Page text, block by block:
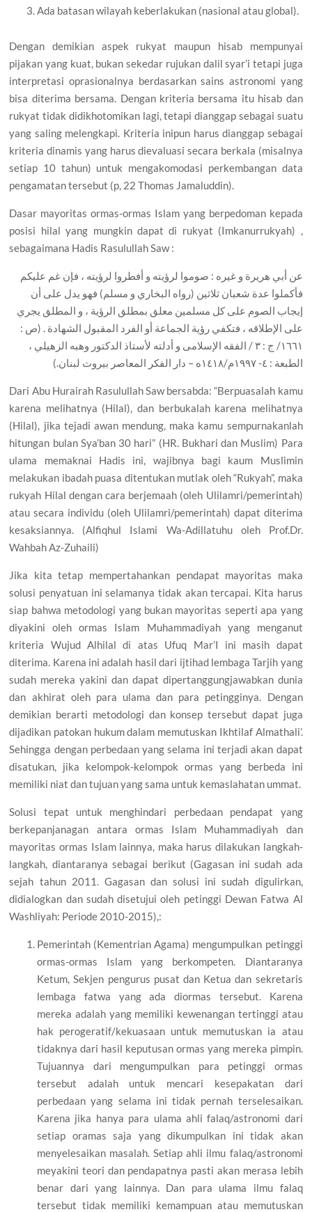
Ada batasan wilayah keberlakukan (nasional atau global).
Dengan demikian aspek rukyat maupun hisab mempunyai
pijakan yang kuat, bukan sekedar rujukan dalil syar’i tetapi juga
interpretasi oprasionalnya berdasarkan sains astronomi yang
bisa diterima bersama. Dengan kriteria bersama itu hisab dan
rukyat tidak didikhotomikan lagi, tetapi dianggap sebagai suatu
yang saling melengkapi. Kriteria inipun harus dianggap sebagai
kriteria dinamis yang harus dievaluasi secara berkala (misalnya
setiap 10 tahun) untuk mengakomodasi perkembangan data
pengamatan tersebut (p, 22 Thomas Jamaluddin).
Dasar mayoritas ormas-ormas Islam yang berpedoman kepada
posisi hilal yang mungkin dapat di rukyat (Imkanurrukyah) ,
sebagaimana Hadis Rasulullah Saw :
عن أبي هريرة و غيره : صوموا لرؤيته و أفطروا لرؤيته ، فإن غم عليكم
فأكملوا عدة شعبان ثلاثين (رواه البخاري و مسلم) فهو يدل على أن
إيجاب الصوم على كل مسلمين معلق بمطلق الرؤية ، و المطلق يجري
على الإطلاقه ، فتكفي رؤية الجماعة أو الفرد المقبول الشهادة . (ص :
١٦٦١/ ج : ٣ / الفقه الإسلامى و أدلته لأستاذ الدكتور وهبه الزهيلي ،
الطبعة : ٤- ١٩٩٧م/١٤١٨ه – دار الفكر المعاصر بيروت لبنان.)
Dari Abu Hurairah Rasulullah Saw bersabda: “Berpuasalah kamu
karena melihatnya (Hilal), dan berbukalah karena melihatnya
(Hilal), jika tejadi awan mendung, maka kamu sempurnakanlah
hitungan bulan Sya’ban 30 hari” (HR. Bukhari dan Muslim) Para
ulama memaknai Hadis ini, wajibnya bagi kaum Muslimin
melakukan ibadah puasa ditentukan mutlak oleh “Rukyah”, maka
rukyah Hilal dengan cara berjemaah (oleh Ulilamri/pemerintah)
atau secara individu (oleh Ulilamri/pemerintah) dapat diterima
kesaksiannya. (Alfiqhul Islami Wa-Adillatuhu oleh Prof.Dr.
Wahbah Az-Zuhaili)
Jika kita tetap mempertahankan pendapat mayoritas maka
solusi penyatuan ini selamanya tidak akan tercapai. Kita harus
siap bahwa metodologi yang bukan mayoritas seperti apa yang
diyakini oleh ormas Islam Muhammadiyah yang menganut
kriteria Wujud Alhilal di atas Ufuq Mar’I ini masih dapat
diterima. Karena ini adalah hasil dari ijtihad lembaga Tarjih yang
sudah mereka yakini dan dapat dipertanggungjawabkan dunia
dan akhirat oleh para ulama dan para petingginya. Dengan
demikian berarti metodologi dan konsep tersebut dapat juga
dijadikan patokan hukum dalam memutuskan Ikhtilaf Almathali’.
Sehingga dengan perbedaan yang selama ini terjadi akan dapat
disatukan, jika kelompok-kelompok ormas yang berbeda ini
memiliki niat dan tujuan yang sama untuk kemaslahatan ummat.
Solusi tepat untuk menghindari perbedaan pendapat yang
berkepanjanagan antara ormas Islam Muhammadiyah dan
mayoritas ormas Islam lainnya, maka harus dilakukan langkah-
langkah, diantaranya sebagai berikut (Gagasan ini sudah ada
sejah tahun 2011. Gagasan dan solusi ini sudah digulirkan,
didialogkan dan sudah disetujui oleh petinggi Dewan Fatwa Al
Washliyah: Periode 2010-2015),:
Pemerintah (Kementrian Agama) mengumpulkan petinggi
ormas-ormas Islam yang berkompeten. Diantaranya
Ketum, Sekjen pengurus pusat dan Ketua dan sekretaris
lembaga fatwa yang ada diormas tersebut. Karena
mereka adalah yang memiliki kewenangan tertinggi atau
hak perogeratif/kekuasaan untuk memutuskan ia atau
tidaknya dari hasil keputusan ormas yang mereka pimpin.
Tujuannya dari mengumpulkan para petinggi ormas
tersebut adalah untuk mencari kesepakatan dari
perbedaan yang selama ini tidak pernah terselesaikan.
Karena jika hanya para ulama ahli falaq/astronomi dari
setiap oramas saja yang dikumpulkan ini tidak akan
menyelesaikan masalah. Setiap ahli ilmu falaq/astronomi
meyakini teori dan pendapatnya pasti akan merasa lebih
benar dari yang lainnya. Dan para ulama ilmu falaq
tersebut tidak memiliki kemampuan atau memutuskan